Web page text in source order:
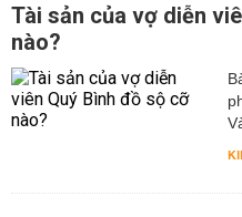
Tài sản của vợ diễn
nào?